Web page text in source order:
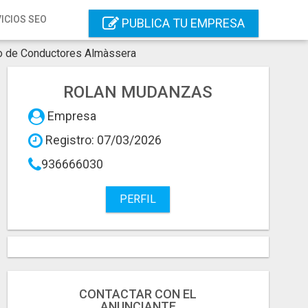
SEO PUBLICA TU EMPRESA
de Conductores Almàssera
ROLAN MUDANZAS
Empresa
Registro: 07/03/2026
936666030
PERFIL
CONTACTAR CON EL